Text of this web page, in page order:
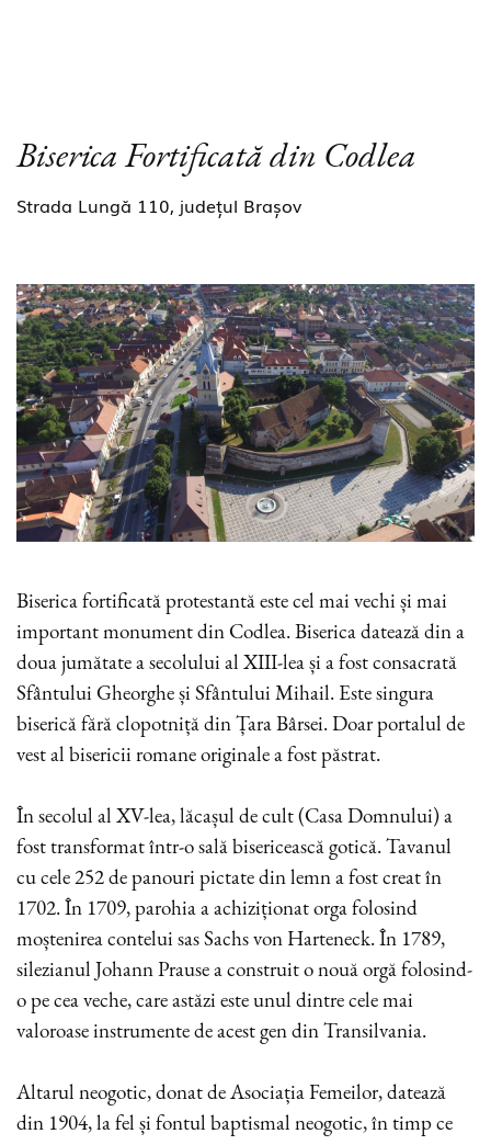
Biserica Fortificată din Codlea
Strada Lungă 110, județul Brașov
Biserica fortificată protestantă este cel mai vechi și mai
important monument din Codlea. Biserica datează din a
doua jumătate a secolului al XIII-lea și a fost consacrată
Sfântului Gheorghe și Sfântului Mihail. Este singura
biserică fără clopotniță din Țara Bârsei. Doar portalul de
vest al bisericii romane originale a fost păstrat.
În secolul al XV-lea, lăcașul de cult (Casa Domnului) a
fost transformat într-o sală bisericească gotică. Tavanul
cu cele 252 de panouri pictate din lemn a fost creat în
1702. În 1709, parohia a achiziționat orga folosind
moștenirea contelui sas Sachs von Harteneck. În 1789,
silezianul Johann Prause a construit o nouă orgă folosind-
o pe cea veche, care astăzi este unul dintre cele mai
valoroase instrumente de acest gen din Transilvania.
Altarul neogotic, donat de Asociația Femeilor, datează
din 1904, la fel și fontul baptismal neogotic, în timp ce